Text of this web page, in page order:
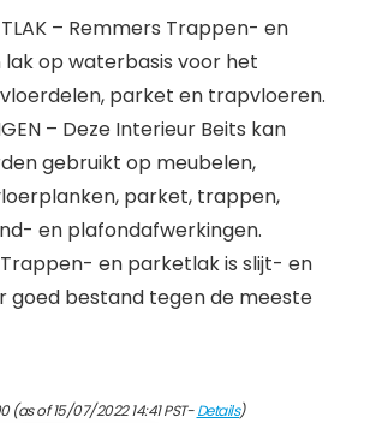
– Remmers Trappen- en
op waterbasis voor het
parket en trapvloeren.
– Deze Interieur Beits kan
gebruikt op meubelen,
parket, trappen,
en plafondafwerkingen.
Trappen- en parketlak is slijt- en
goed bestand tegen de meeste
(as of 15/07/2022 14:41 PST-Details)